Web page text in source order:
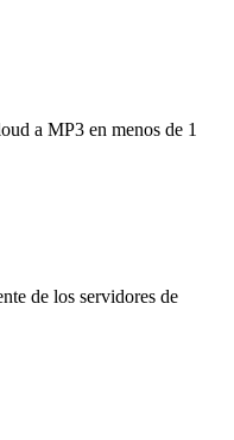
a MP3 en menos de 1
de los servidores de